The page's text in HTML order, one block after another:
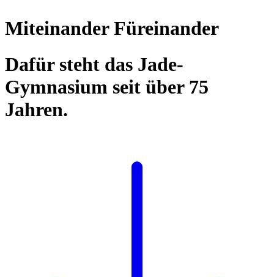
Miteinander Füreinander
Dafür steht das Jade-
Gymnasium seit über 75
Jahren.